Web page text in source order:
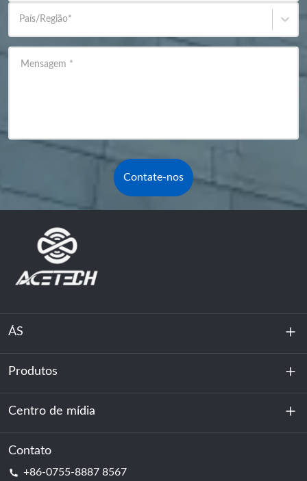
País/Região*
Mensagem *
Contate-nos
ÁS
Sobre nós
Sustentabilidade
Produtos
Armazenamento de energia
Centro de dados e sala de servidores
Centro de mídia
Notícias
Contato
+86-0755-8887 8567